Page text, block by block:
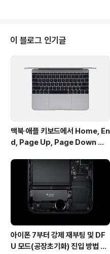
을 사용하려면 어떻게 해야할까요? 네,
눌러주기 전에 fn 키를 지긋이 눌러주시
Sublime Text나 Pro Tools 등 기능
은 프로그램이나, 패러렐즈, VMware를
용할 때처럼 fn 키 + 기능 키 조합에 더
이 블로그 인기글
맥북∙애플 키보드에서 Home, En
d, Page Up, Page Down 키
아이폰 7부터 강제 재부팅 및 DF
U 모드(공장초기화) 진입 방법 변